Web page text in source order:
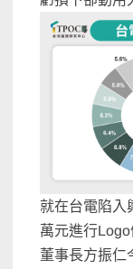
就在台電陷入
萬元進行
董事長方振仁